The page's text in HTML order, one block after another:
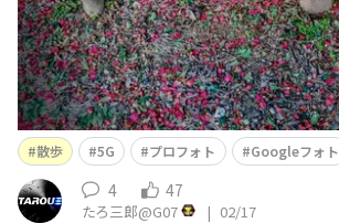
散歩 5G プロフォト Googleフォト
4 47
たろ三郎@G07 | 02/17